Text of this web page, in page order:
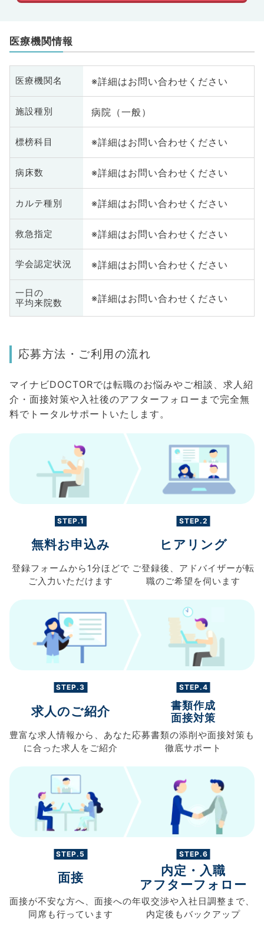
医療機関情報
医療機関名 ※詳細はお問い合わせください
施設種別 病院（一般）
標榜科目 ※詳細はお問い合わせください
病床数 ※詳細はお問い合わせください
カルテ種別 ※詳細はお問い合わせください
救急指定 ※詳細はお問い合わせください
学会認定状況 ※詳細はお問い合わせください
一日の
平均来院数
※詳細はお問い合わせください
応募方法・ご利用の流れ
マイナビDOCTORでは転職のお悩みやご相談、求人紹
介・面接対策や入社後のアフターフォローまで完全無
料でトータルサポートいたします。
STEP.1
無料お申込み
登録フォームから 1分ほどで
ご入力 いただけます
STEP.2
ヒアリング
ご登録後、 アドバイザーが転
職のご希望を伺います
STEP.3
求人のご紹介
豊富な求人情報から、 あなた
に合った求人を ご紹介
STEP.4
書類作成
面接対策
応募書類の添削や面接対策も
徹底サポート
STEP.5
面接
面接が不安な方へ、 面接への
同席も行っています
STEP.6
内定・入職
アフターフォロー
年収交渉や入社日調整まで、
内定後もバックアップ